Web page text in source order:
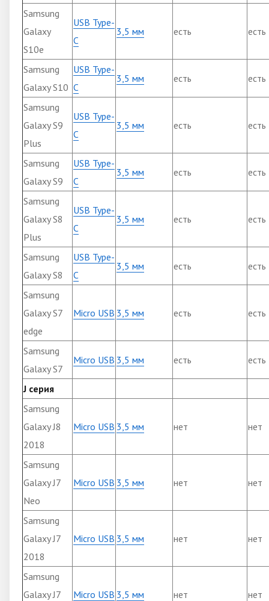
Samsung
Galaxy
S10e
USB Type-
C
3,5 мм есть есть
Samsung
Galaxy S10
USB Type-
C
3,5 мм есть есть
Samsung
Galaxy S9
Plus
USB Type-
C
3,5 мм есть есть
Samsung
Galaxy S9
USB Type-
C
3,5 мм есть есть
Samsung
Galaxy S8
Plus
USB Type-
C
3,5 мм есть есть
Samsung
Galaxy S8
USB Type-
C
3,5 мм есть есть
Samsung
Galaxy S7
edge
Micro USB 3,5 мм есть есть
Samsung
Galaxy S7
Micro USB 3,5 мм есть есть
J серия
Samsung
Galaxy J8
2018
Micro USB 3,5 мм нет нет
Samsung
Galaxy J7
Neo
Micro USB 3,5 мм нет нет
Samsung
Galaxy J7
2018
Micro USB 3,5 мм нет нет
Samsung
Galaxy J7
Micro USB 3,5 мм нет нет